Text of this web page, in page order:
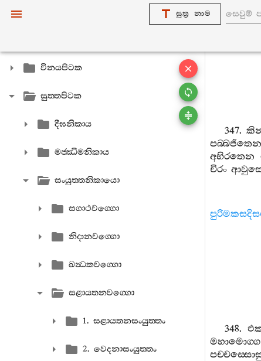
සූත්‍ර නාම
විනයපිටක
සුත‍්තපිටක
දීඝනිකාය
මජ‍්ඣිමනිකාය
සංයුත‍්තනිකායො
සගාථවග‍්ගො
නිදානවග‍්ගො
ඛන්‍ධකවග‍්ගො
සළායතනවග‍්ගො
1. සළායතනසංයුත‍්තං
2. වෙදනාසංයුත‍්තං
347.
පබ‍්බජිතෙන
අභිරතෙන
චිරං
348.